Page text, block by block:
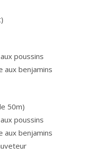
poussins
aux benjamins
50m)
poussins
aux benjamins